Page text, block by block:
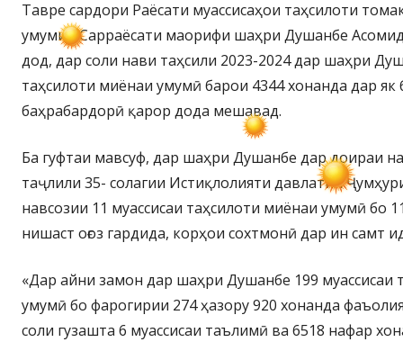
Тавре сардори Раёсати муассисаҳои таҳсилоти
умумии Сарраёсати маорифи шаҳри Душанбе
дод, дар соли нави таҳсили 2023-2024 дар шаҳри
таҳсилоти миёнаи умумӣ барои 4344 хонанда дар як
баҳрабардорӣ қарор дода мешавад.
Ба гуфтаи мавсуф, дар шаҳри Душанбе дар доираи
таҷлили 35- солагии Истиқлолияти давлатии
навсозии 11 муассисаи таҳсилоти миёнаи умумӣ бо
нишаст оғоз гардида, корҳои сохтмонӣ дар ин самт
«Дар айни замон дар шаҳри Душанбе 199 муассисаи
умумӣ бо фарогирии 274 ҳазору 920 хонанда
соли гузашта 6 муассисаи таълимӣ ва 6518 нафар